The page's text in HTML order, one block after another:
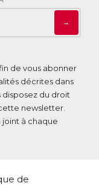
→
de vous abonner
décrites dans
disposez du droit
newsletter.
joint à chaque
de